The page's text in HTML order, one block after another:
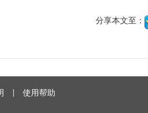
分享本文至：
使用帮助